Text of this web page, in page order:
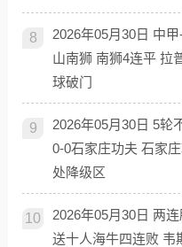
8
2026年05月30日 中
山南狮 南狮4连平 拉
球破门
9
2026年05月30日 5轮
0-0石家庄功夫 石家
处降级区
10
2026年05月30日 两
送十人海牛四连败 韦